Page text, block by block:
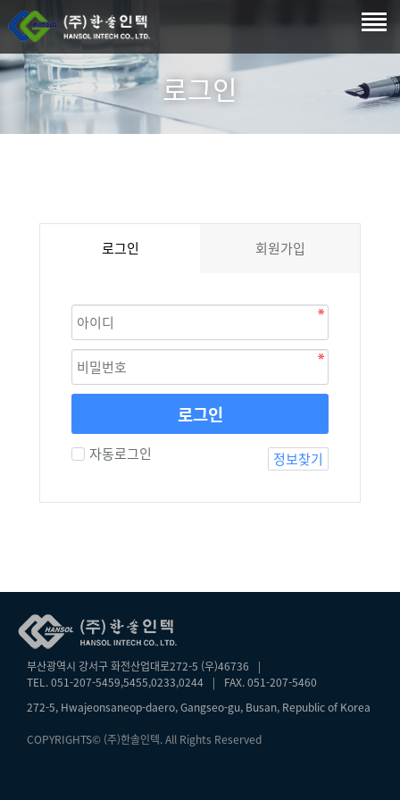
로그인
로그인 회원가입
로그인
자동로그인 정보찾기
부산광역시 강서구 화전산업대로272-5 (우)46736
|
TEL. 051-207-5459,5455,0233,0244
|
FAX. 051-207-5460
272-5, Hwajeonsaneop-daero, Gangseo-gu, Busan, Republic of Korea
COPYRIGHTS© (주)한솔인텍. All Rights Reserved